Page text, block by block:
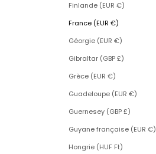
Finlande (EUR €)
France (EUR €)
Géorgie (EUR €)
Gibraltar (GBP £)
Grèce (EUR €)
Guadeloupe (EUR €)
Guernesey (GBP £)
Guyane française (EUR €)
Hongrie (HUF Ft)